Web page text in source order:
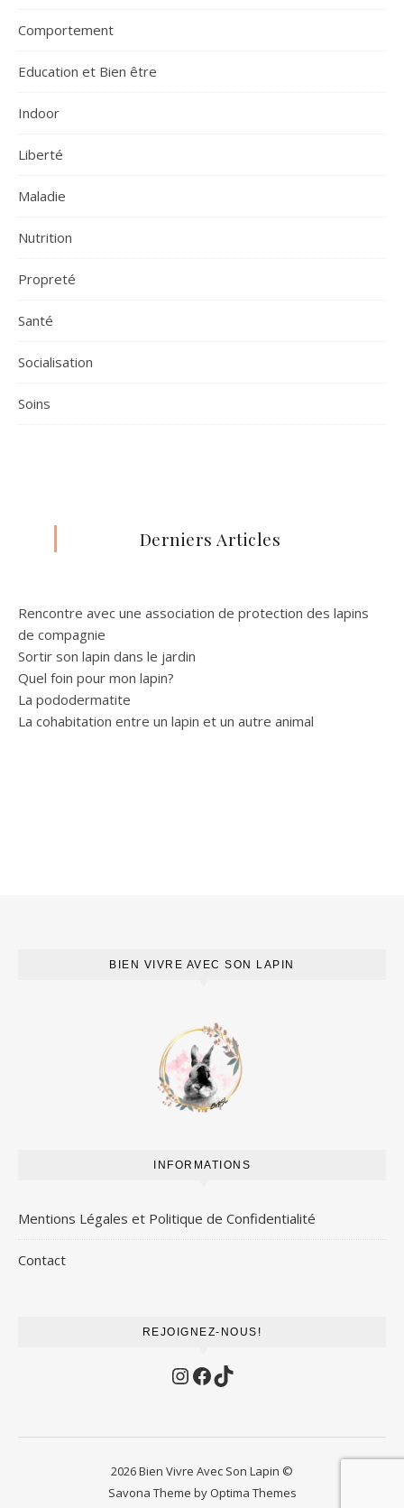
Comportement
Education et Bien être
Indoor
Liberté
Maladie
Nutrition
Propreté
Santé
Socialisation
Soins
Derniers Articles
Rencontre avec une association de protection des lapins
de compagnie
Sortir son lapin dans le jardin
Quel foin pour mon lapin?
La pododermatite
La cohabitation entre un lapin et un autre animal
BIEN VIVRE AVEC SON LAPIN
INFORMATIONS
Mentions Légales et Politique de Confidentialité
Contact
REJOIGNEZ-NOUS!
Instagram
Facebook
TikTok
2026 Bien Vivre Avec Son Lapin ©
Savona Theme by Optima Themes